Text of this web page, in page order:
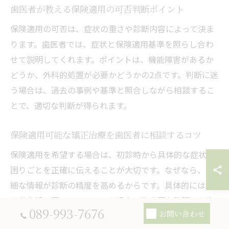
歯医者が教える保険適用の可否判断ポイント
保険適用の可否は、症状の重さや診断内容によって決ま
ります。歯医者では、症状と保険適用基準を照らし合わ
せて説明してくれます。ポイントは、機能障害があるか
どうか、外科的処置が必要かどうかの2点です。判断に迷
う場合は、過去の事例や基準と照合しながら相談するこ
とで、適切な判断が得られます。
保険適用可能な矯正治療を歯医者に相談するコツ
保険適用を希望する場合は、初診時から具体的な症状や
困りごとを正確に伝えることが大切です。なぜなら、詳
細な情報が診断の精度を高めるからです。具体的には、
日常生活で困っていることや過去の治療歴を整理し、歯
医者にメモとして提出する方法が効果的です。こうした
089-993-7676 お問い合わせ